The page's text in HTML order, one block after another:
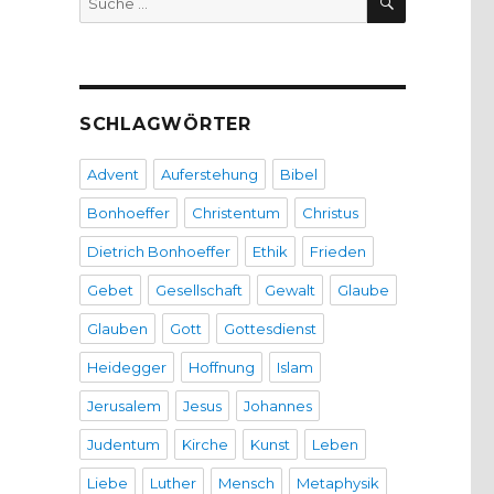
nach:
SCHLAGWÖRTER
Advent Auferstehung Bibel
Bonhoeffer Christentum Christus
Dietrich Bonhoeffer Ethik Frieden
Gebet Gesellschaft Gewalt Glaube
Glauben Gott Gottesdienst
Heidegger Hoffnung Islam
Jerusalem Jesus Johannes
Judentum Kirche Kunst Leben
Liebe Luther Mensch Metaphysik